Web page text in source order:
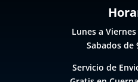
Lunes a
Sabados de
Servicio de